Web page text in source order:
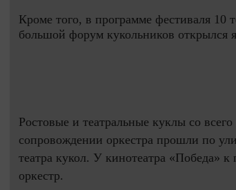
Кроме того, в программе фестиваля 10
большой форум кукольников открылся
Ростовые и театральные куклы со
сопровождении оркестра прошли по
театра кукол. У кинотеатра «Победа»
оркестр.